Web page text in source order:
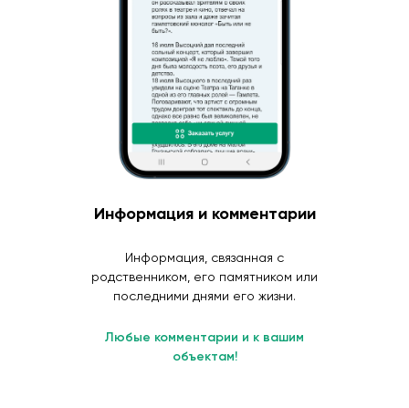
Информация и комментарии
Информация, связанная с
родственником, его памятником или
последними днями его жизни.
Любые комментарии и к вашим
объектам!